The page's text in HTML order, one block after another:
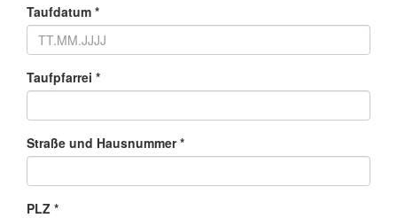
Taufdatum *
Taufpfarrei *
Straße und Hausnummer *
PLZ *